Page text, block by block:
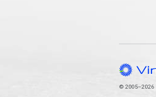
© 2005–2026